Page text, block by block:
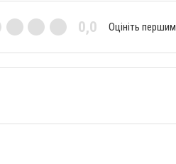
0,0 Оцініть першим